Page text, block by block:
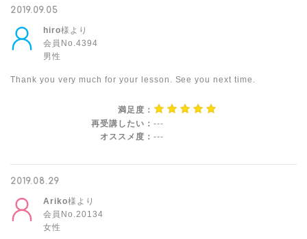
2019.09.05
hiro様より
会員No.4394
男性
Thank you very much for your lesson. See you next time.
満足度：
再受講したい： ---
オススメ度： ---
2019.08.29
Ariko様より
会員No.20134
女性